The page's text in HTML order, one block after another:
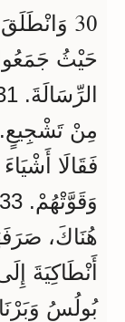
30 وَانْطَلَقَ
حَيْثُ
فَقَالَا
هُنَاكَ،
بُولُسُ